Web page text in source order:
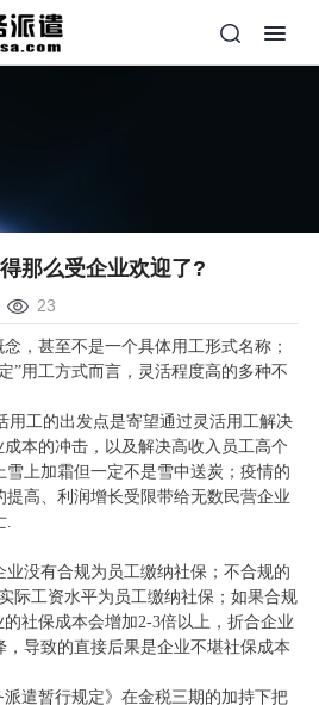
那么受企业欢迎了?
23
，甚至不是一个具体用工形式名称；
”用工方式而言，灵活程度高的多种不
工的出发点是寄望通过灵活用工解决
成本的冲击，以及解决高收入员工高个
上加霜但一定不是雪中送炭；疫情的
高、利润增长受限带给无数民营企业
.
没有合规为员工缴纳社保；不合规的
际工资水平为员工缴纳社保；如果合规
社保成本会增加2-3倍以上，折合企业
导致的直接后果是企业不堪社保成本
遣暂行规定》在金税三期的加持下把